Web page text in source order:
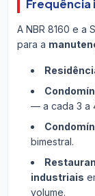
Frequência
A NBR 8160 e a
para a
— a cada 3 a
bimestral.
industriais
volume.